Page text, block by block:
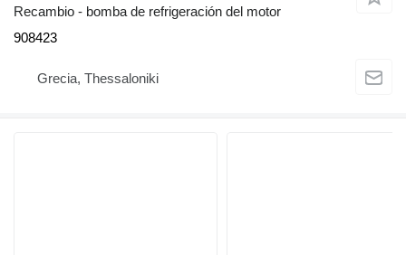
Recambio - bomba de refrigeración del motor
908423
Grecia, Thessaloniki